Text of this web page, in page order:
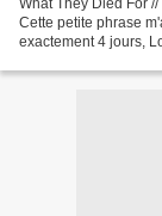
What They Died For
Cette petite phrase
exactement 4 jours,